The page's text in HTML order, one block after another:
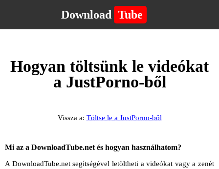
Download Tube
Hogyan töltsünk le videókat
a JustPorno-ből
Vissza a: Töltse le a JustPorno-ből
Mi az a DownloadTube.net és hogyan használhatom?
A DownloadTube.net segítségével letöltheti a videókat vagy a zenét